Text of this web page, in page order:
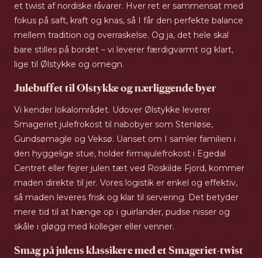
et twist af nordiske råvarer. Hver ret er sammensat med
fokus på saft, kraft og knas, så I får den perfekte balance
mellem tradition og overraskelse. Og ja, det hele skal
bare stilles på bordet – vi leverer færdigvarmt og klart,
lige til Ølstykke og omegn.
Julebuffet til Ølstykke og nærliggende byer
Vi kender lokalområdet. Udover Ølstykke leverer
Smageriet julefrokost til nabobyer som Stenløse,
Gundsømagle og Veksø. Uanset om I samler familien i
den hyggelige stue, holder firmajulefrokost i Egedal
Centret eller fejrer julen tæt ved Roskilde Fjord, kommer
maden direkte til jer. Vores logistik er enkel og effektiv,
så maden leveres frisk og klar til servering. Det betyder
mere tid til at hænge op i guirlander, pudse nisser og
skåle i gløgg med kolleger eller venner.
Smag på julens klassikere med et Smageriet-twist